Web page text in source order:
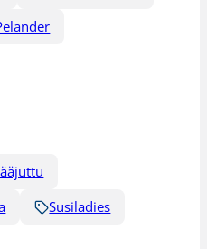
Susiladies